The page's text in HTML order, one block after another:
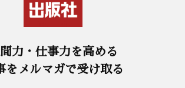
力・仕事力を高める
をメルマガで受け取る